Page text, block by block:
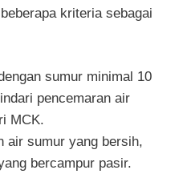
kriteria sebagai
sumur minimal 10
pencemaran air
MCK.
air sumur yang bersih,
bercampur pasir.